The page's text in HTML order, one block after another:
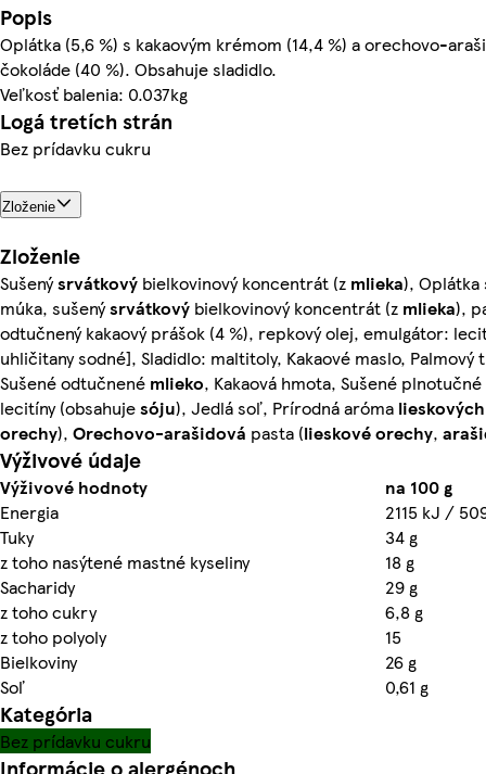
Popis
Oplátka (5,6 %) s kakaovým krémom (14,4 %) a orechovo-
čokoláde (40 %). Obsahuje sladidlo.
Veľkosť balenia: 0.037kg
Logá tretích strán
Bez prídavku cukru
Zloženie
Zloženie
Sušenýsrvátkový bielkovinový koncentrát (z mlieka), Oplátka
múka, sušenýsrvátkový bielkovinový koncentrát (z mlieka),
odtučnený kakaový prášok (4 %), repkový olej, emulgátor:
uhličitany sodné], Sladidlo: maltitoly, Kakaové maslo, Palmový
Sušené odtučnené mlieko, Kakaová hmota, Sušené plnotučné
lecitíny (obsahujesóju), Jedlá soľ, Prírodná aróma
orechy), Orechovo-arašidová pasta (lieskové orechy,
Výživové údaje
Výživové hodnoty
na 100 g
Energia
2115 kJ /
Tuky
34 g
z toho nasýtené mastné kyseliny
18 g
Sacharidy
29 g
z toho cukry
6,8 g
z toho polyoly
15
Bielkoviny
26 g
Soľ
0,61 g
Kategória
Bez prídavku cukru
Informácie o alergénoch